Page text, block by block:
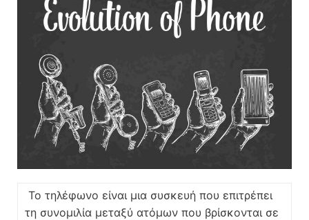
Το τηλέφωνο είναι μια συσκευή που επιτρέπει
τη συνομιλία μεταξύ ατόμων που βρίσκονται σε